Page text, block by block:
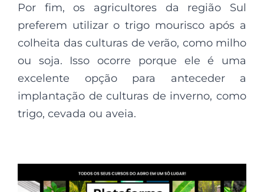
Por fim, os agricultores da região Sul
preferem utilizar o trigo mourisco após a
colheita das culturas de verão, como milho
ou soja. Isso ocorre porque ele é uma
excelente opção para anteceder a
implantação de culturas de inverno, como
trigo, cevada ou aveia.